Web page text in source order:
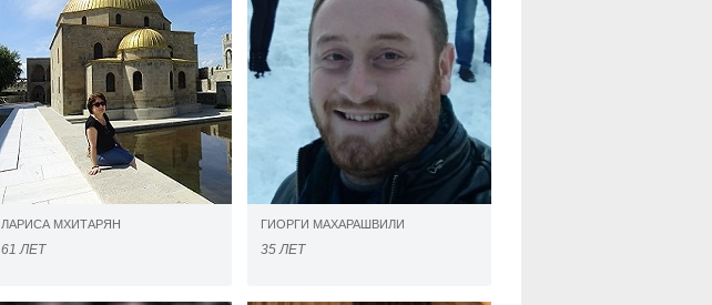
ЛАРИСА МХИТАРЯН
61 ЛЕТ
ГИОРГИ МАХАРАШВИЛИ
35 ЛЕТ